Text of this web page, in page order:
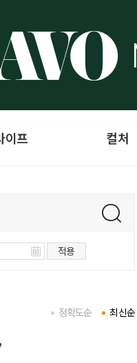
이프 컬처
적용
최신순
정확도순